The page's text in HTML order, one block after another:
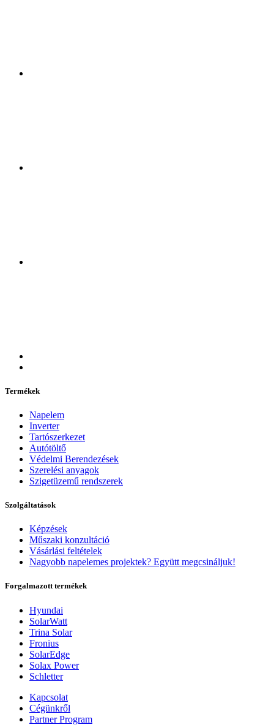
Termékek
Napelem
Inverter
Tartószerkezet
Autótöltő
Védelmi Berendezések
Szerelési anyagok
Szigetüzemű rendszerek
Szolgáltatások
Képzések
Műszaki konzultáció
Vásárlási feltételek
Nagyobb napelemes projektek? Együtt megcsináljuk!
Forgalmazott termékek
Hyundai
SolarWatt
Trina Solar
Fronius
SolarEdge
Solax Power
Schletter
Kapcsolat
Cégünkről
Partner Program